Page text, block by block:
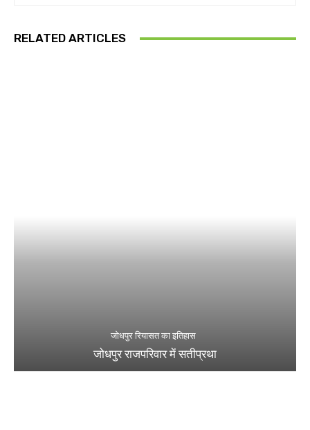
RELATED ARTICLES
जोधपुर रियासत का इतिहास
जोधपुर राजपरिवार में सतीप्रथा